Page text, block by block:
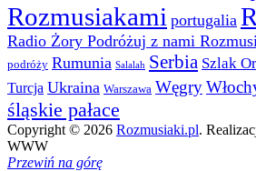
Rozmusiakami portugalia
Radio Żory Podróżuj z nami
podróży Rumunia Salalah Serbia Szlak
Turcja Ukraina Warszawa Węgry
śląskie pałace
Copyright © 2026 Rozmusiaki.pl.
WWW
Przewiń na górę